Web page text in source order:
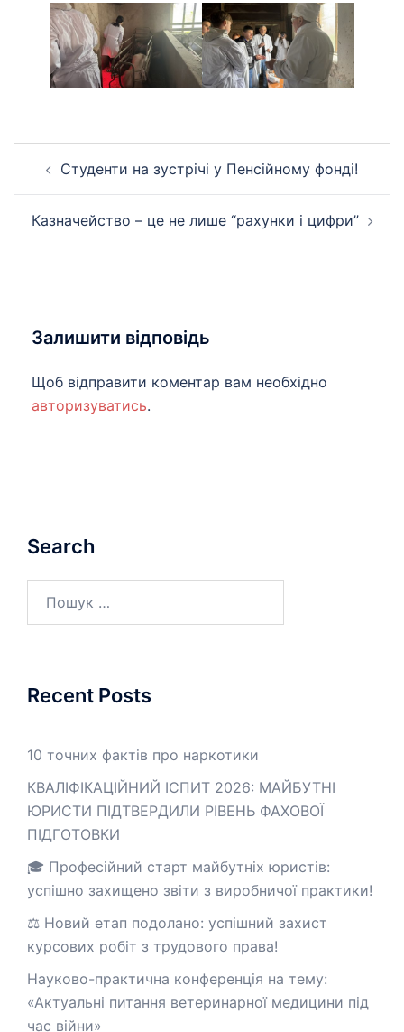
Студенти на зустрічі у Пенсійному фонді!
Казначейство – це не лише “рахунки і цифри”
Залишити відповідь
Щоб відправити коментар вам необхідно
авторизуватись.
Search
Recent Posts
10 точних фактів про наркотики
КВАЛІФІКАЦІЙНИЙ ІСПИТ 2026: МАЙБУТНІ
ЮРИСТИ ПІДТВЕРДИЛИ РІВЕНЬ ФАХОВОЇ
ПІДГОТОВКИ
🎓 Професійний старт майбутніх юристів:
успішно захищено звіти з виробничої практики!
⚖️ Новий етап подолано: успішний захист
курсових робіт з трудового права!
Науково-практична конференція на тему:
«Актуальні питання ветеринарної медицини під
час війни»